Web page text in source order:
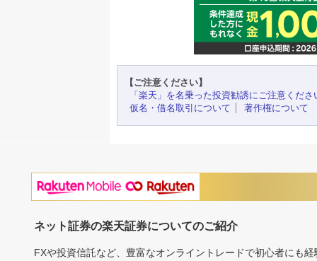
【ご注意ください】
「楽天」を名乗った投資勧誘にご注意くださ
仮名・借名取引について
著作権について
ネット証券の楽天証券についてのご紹介
FXや投資信託など、豊富なオンライントレードで初心者にも